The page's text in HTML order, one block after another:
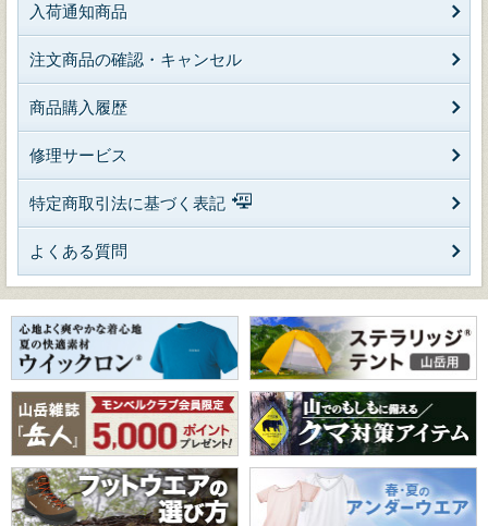
入荷通知商品
注文商品の確認・キャンセル
商品購入履歴
修理サービス
特定商取引法に基づく表記
よくある質問